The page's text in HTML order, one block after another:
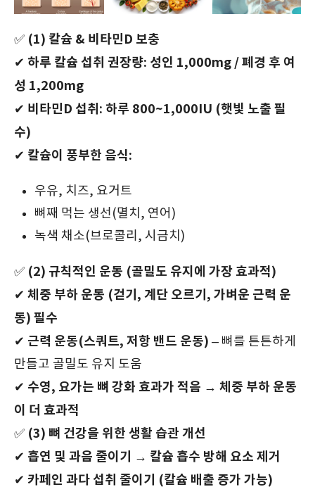
✅ (1) 칼슘 & 비타민D 보충
✔ 하루 칼슘 섭취 권장량: 성인 1,000mg / 폐경 후 여
성 1,200mg
✔ 비타민D 섭취: 하루 800~1,000IU (햇빛 노출 필
수)
✔ 칼슘이 풍부한 음식:
우유, 치즈, 요거트
뼈째 먹는 생선(멸치, 연어)
녹색 채소(브로콜리, 시금치)
✅ (2) 규칙적인 운동 (골밀도 유지에 가장 효과적)
✔ 체중 부하 운동 (걷기, 계단 오르기, 가벼운 근력 운
동) 필수
✔ 근력 운동(스쿼트, 저항 밴드 운동) – 뼈를 튼튼하게
만들고 골밀도 유지 도움
✔ 수영, 요가는 뼈 강화 효과가 적음 → 체중 부하 운동
이 더 효과적
✅ (3) 뼈 건강을 위한 생활 습관 개선
✔ 흡연 및 과음 줄이기 → 칼슘 흡수 방해 요소 제거
✔ 카페인 과다 섭취 줄이기 (칼슘 배출 증가 가능)